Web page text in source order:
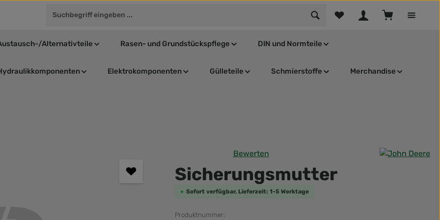
Du hast 0 Produkte auf dem
Alternativteile Rasen- und Grundstückspflege DIN und Normteile
Elektrokomponenten Gülleteile Schmierstoffe Merchandise
Durchschnittliche Bewertung von 0 von 5 Sternen
Bewerten
Sicherungsmutter
Sofort verfügbar, Lieferzeit: 1-5 Werktage
Produktnummer: